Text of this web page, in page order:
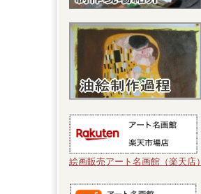
絵画販売アート名画館（楽天店）